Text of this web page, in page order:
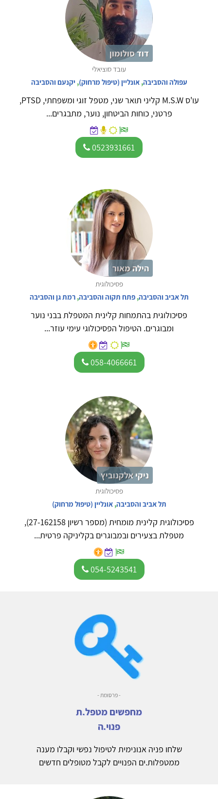
דוד סולומון
עובד סוציאלי
עפולה והסביבה,אונליין (טיפול מרחוק), יקנעם והסביבה
עו'ס M.S.W קליני תואר שני, מטפל זוגי ומשפחתי, PTSD,
פרטני, כוחות הביטחון, נוער, מתבגרים...
0523931661
הילה מאור
פסיכולוגית
תל אביב והסביבה,פתח תקוה והסביבה,רמת גן והסביבה
פסיכולוגית בהתמחות קלינית המטפלת בבני נוער
ומבוגרים. הטיפול הפסיכולוגי עימי עוזר...
058-4066661
ניקי אלקנוביץ
פסיכולוגית
תל אביב והסביבה,אונליין (טיפול מרחוק)
פסיכולוגית קלינית מומחית (מספר רשיון 27-162158),
מטפלת בצעירים ובמבוגרים בקליניקה פרטית...
054-5243541
- פרסומת -
מחפשים מטפל.ת
פנוי.ה
שלחו פניה אנונימית לטיפול נפשי וקבלו מענה
ממטפלות.ים הפנויים לקבל מטופלים חדשים